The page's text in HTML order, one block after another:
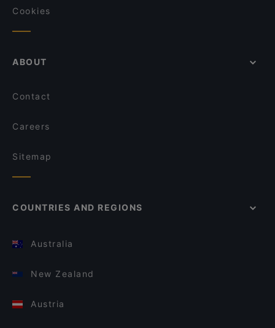
Cookies
ABOUT
Contact
Careers
Sitemap
COUNTRIES AND REGIONS
Australia
New Zealand
Austria